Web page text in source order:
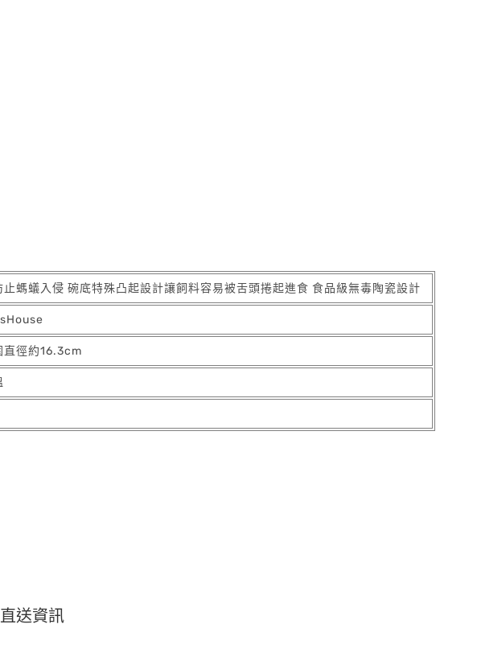
止螞蟻入侵 碗底特殊凸起設計讓飼料容易被舌頭捲起進食 食品級無毒陶瓷設計
直徑約16.3cm
送資訊